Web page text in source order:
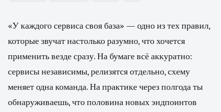
«У каждого сервиса своя база» — одно из тех правил,
которые звучат настолько разумно, что хочется
применить везде сразу. На бумаге всё аккуратно:
сервисы независимы, релизятся отдельно, схему
меняет одна команда. На практике через полгода ты
обнаруживаешь, что половина новых эндпоинтов